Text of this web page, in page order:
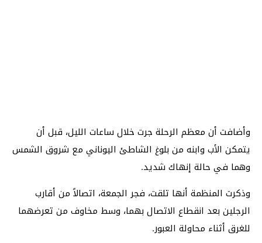
وأضافت أن معظم الرحلة جرت خلال ساعات الليل، قبل أن
يتمكن الأب وابنه من بلوغ الشاطئ اليوناني مع شروق الشمس
وهما في حالة إنهاك شديد.
وذكرت المنظمة أنها تلقت، فجر الجمعة، اتصالاً من أقارب
الرجلين بعد انقطاع الاتصال بهما، وسط مخاوف من تعرضهما
للغرق أثناء محاولة العبور.